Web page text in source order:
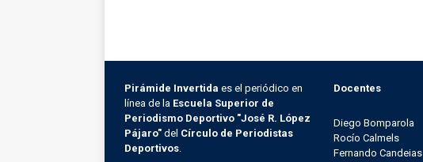
Pirámide Invertida es el periódico en
línea de la Escuela Superior de
Periodismo Deportivo "José R. López
Pájaro" del Círculo de Periodistas
Deportivos
Docentes
Diego Bomparola
Rocío Calmels
Fernando Candeias